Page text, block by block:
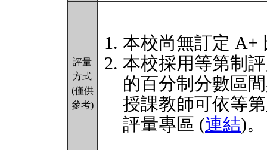
評量
方式
(僅供
參考)
本校尚無訂定 A+
本校採用等第制
的百分制分數區
授課教師可依等
評量專區 (連結)。